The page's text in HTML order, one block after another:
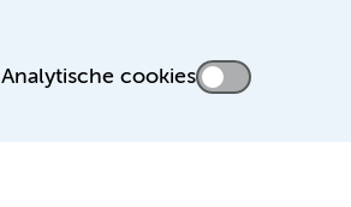
Analytische cookies
Educatie Locatie AMC